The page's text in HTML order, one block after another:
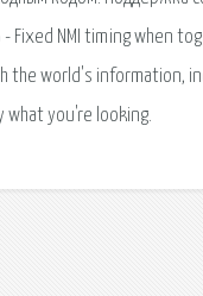
Fixed NMI timing when
the world's information,
what you're looking.